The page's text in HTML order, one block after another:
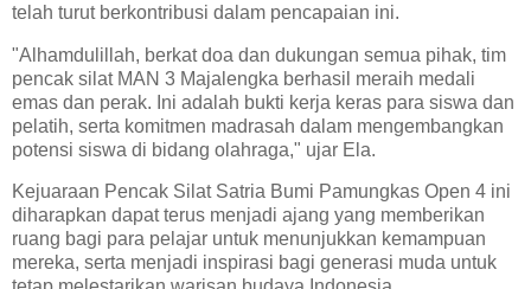
telah turut berkontribusi dalam pencapaian ini.
"Alhamdulillah, berkat doa dan dukungan semua pihak, tim
pencak silat MAN 3 Majalengka berhasil meraih medali
emas dan perak. Ini adalah bukti kerja keras para siswa dan
pelatih, serta komitmen madrasah dalam mengembangkan
potensi siswa di bidang olahraga," ujar Ela.
Kejuaraan Pencak Silat Satria Bumi Pamungkas Open 4 ini
diharapkan dapat terus menjadi ajang yang memberikan
ruang bagi para pelajar untuk menunjukkan kemampuan
mereka, serta menjadi inspirasi bagi generasi muda untuk